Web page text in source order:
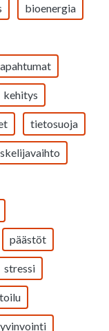
bioenergia
kehitys
tietosuoja
päästöt
stressi